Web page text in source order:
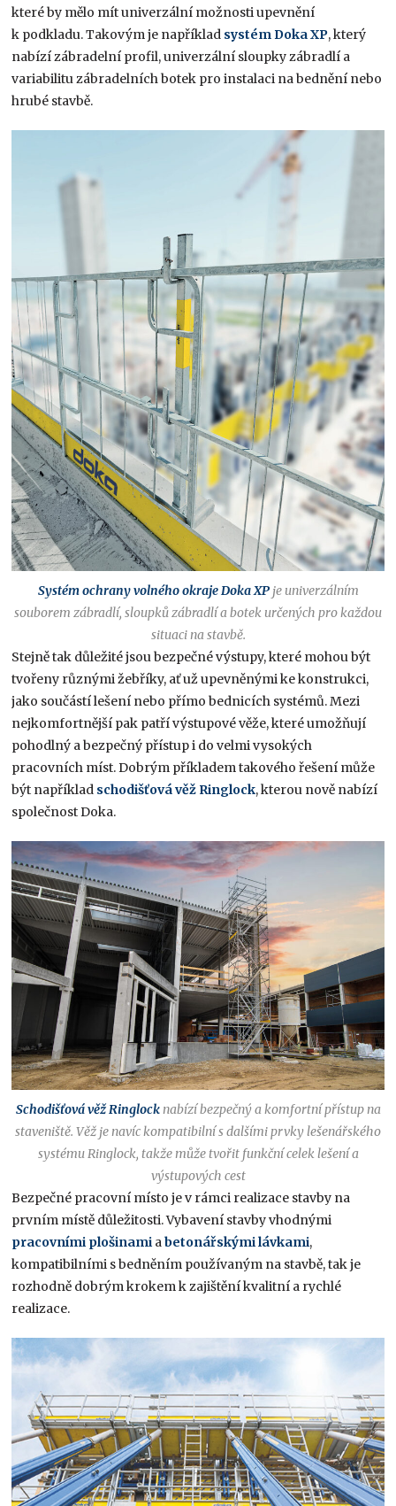
které by mělo mít univerzální možnosti upevnění
k podkladu. Takovým je například systém Doka XP, který
nabízí zábradelní profil, univerzální sloupky zábradlí a
variabilitu zábradelních botek pro instalaci na bednění nebo
hrubé stavbě.
Systém ochrany volného okraje Doka XPje univerzálním
souborem zábradlí, sloupků zábradlí a botek určených pro každou
situaci na stavbě.
Stejně tak důležité jsou bezpečné výstupy, které mohou být
tvořeny různými žebříky, ať už upevněnými ke konstrukci,
jako součástí lešení nebo přímo bednicích systémů. Mezi
nejkomfortnější pak patří výstupové věže, které umožňují
pohodlný a bezpečný přístup i do velmi vysokých
pracovních míst. Dobrým příkladem takového řešení může
být například schodišťová věž Ringlock, kterou nově nabízí
společnost Doka.
Schodišťová věž Ringlocknabízí bezpečný a komfortní přístup na
staveniště. Věž je navíc kompatibilní s dalšími prvky lešenářského
systému Ringlock, takže může tvořit funkční celek lešení a
výstupových cest
Bezpečné pracovní místo je v rámci realizace stavby na
prvním místě důležitosti. Vybavení stavby vhodnými
pracovními plošinami abetonářskými lávkami,
kompatibilními s bedněním používaným na stavbě, tak je
rozhodně dobrým krokem k zajištění kvalitní a rychlé
realizace.